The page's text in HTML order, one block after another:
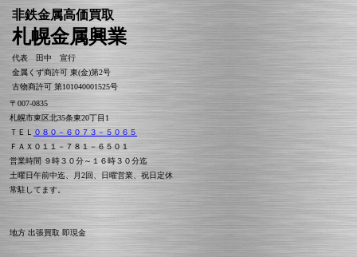
非鉄金属高価買取
札幌金属興業
代表 田中 宣行
金属くず商許可 東(金)第2号
古物商許可 第101040001525号
〒007-0835
札幌市東区北35条東20丁目1
ＴＥＬ
０８０－６０７３－５０６５
ＦＡＸ０１１－７８１－６５０１
営業時間 ９時３０分～１６時３０分迄
土曜日午前中迄、月2回、日曜営業、祝日定休
常駐してます。
地方 出張買取 即現金